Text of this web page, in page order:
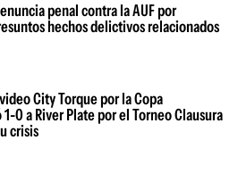
penal contra la AUF por
hechos delictivos relacionados
City Torque por la Copa
0 a River Plate por el Torneo Clausura
crisis